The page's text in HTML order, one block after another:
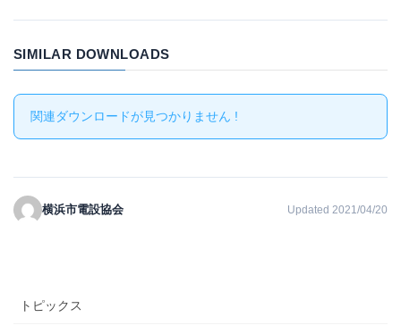
SIMILAR DOWNLOADS
関連ダウンロードが見つかりません !
横浜市電設協会 Updated 2021/04/20
トピックス